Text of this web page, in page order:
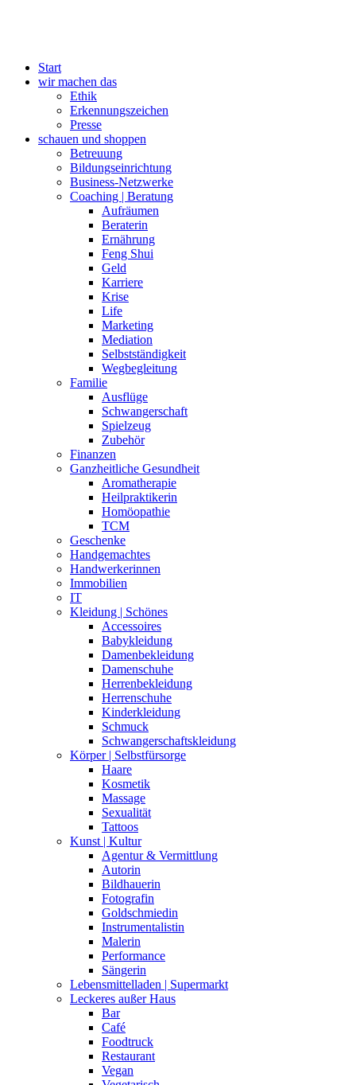
Start
wir machen das
Ethik
Erkennungszeichen
Presse
schauen und shoppen
Betreuung
Bildungseinrichtung
Business-Netzwerke
Coaching | Beratung
Aufräumen
Beraterin
Ernährung
Feng Shui
Geld
Karriere
Krise
Life
Marketing
Mediation
Selbstständigkeit
Wegbegleitung
Familie
Ausflüge
Schwangerschaft
Spielzeug
Zubehör
Finanzen
Ganzheitliche Gesundheit
Aromatherapie
Heilpraktikerin
Homöopathie
TCM
Geschenke
Handgemachtes
Handwerkerinnen
Immobilien
IT
Kleidung | Schönes
Accessoires
Babykleidung
Damenbekleidung
Damenschuhe
Herrenbekleidung
Herrenschuhe
Kinderkleidung
Schmuck
Schwangerschaftskleidung
Körper | Selbstfürsorge
Haare
Kosmetik
Massage
Sexualität
Tattoos
Kunst | Kultur
Agentur & Vermittlung
Autorin
Bildhauerin
Fotografin
Goldschmiedin
Instrumentalistin
Malerin
Performance
Sängerin
Lebensmittelladen | Supermarkt
Leckeres außer Haus
Bar
Café
Foodtruck
Restaurant
Vegan